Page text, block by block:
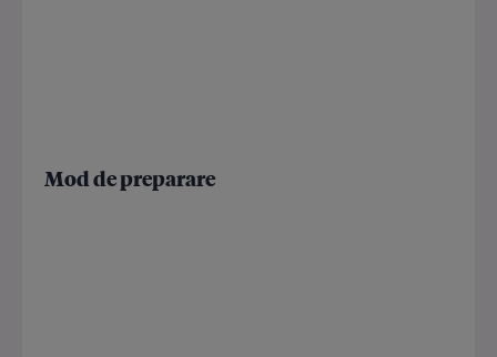
Mod de preparare